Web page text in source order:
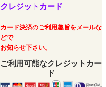
クレジットカード
カード決済のご利用趣旨をメールな
どで
お知らせ下さい。
ご利用可能なクレジットカー
ド